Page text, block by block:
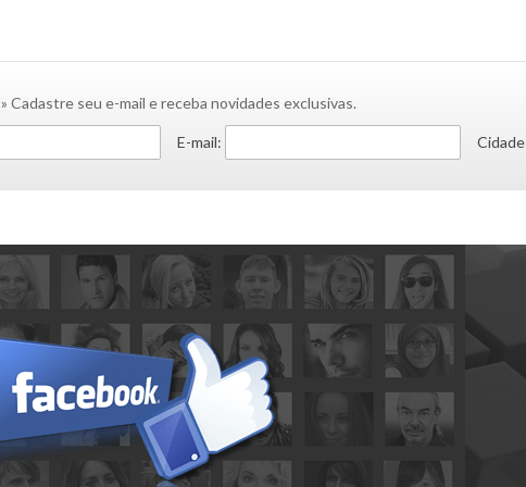
» Cadastre seu e-mail e receba novidades exclusivas.
E-mail: